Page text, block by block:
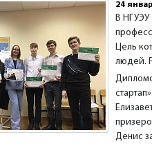
24
В НГУЭУ
Цель
людей.
Денис